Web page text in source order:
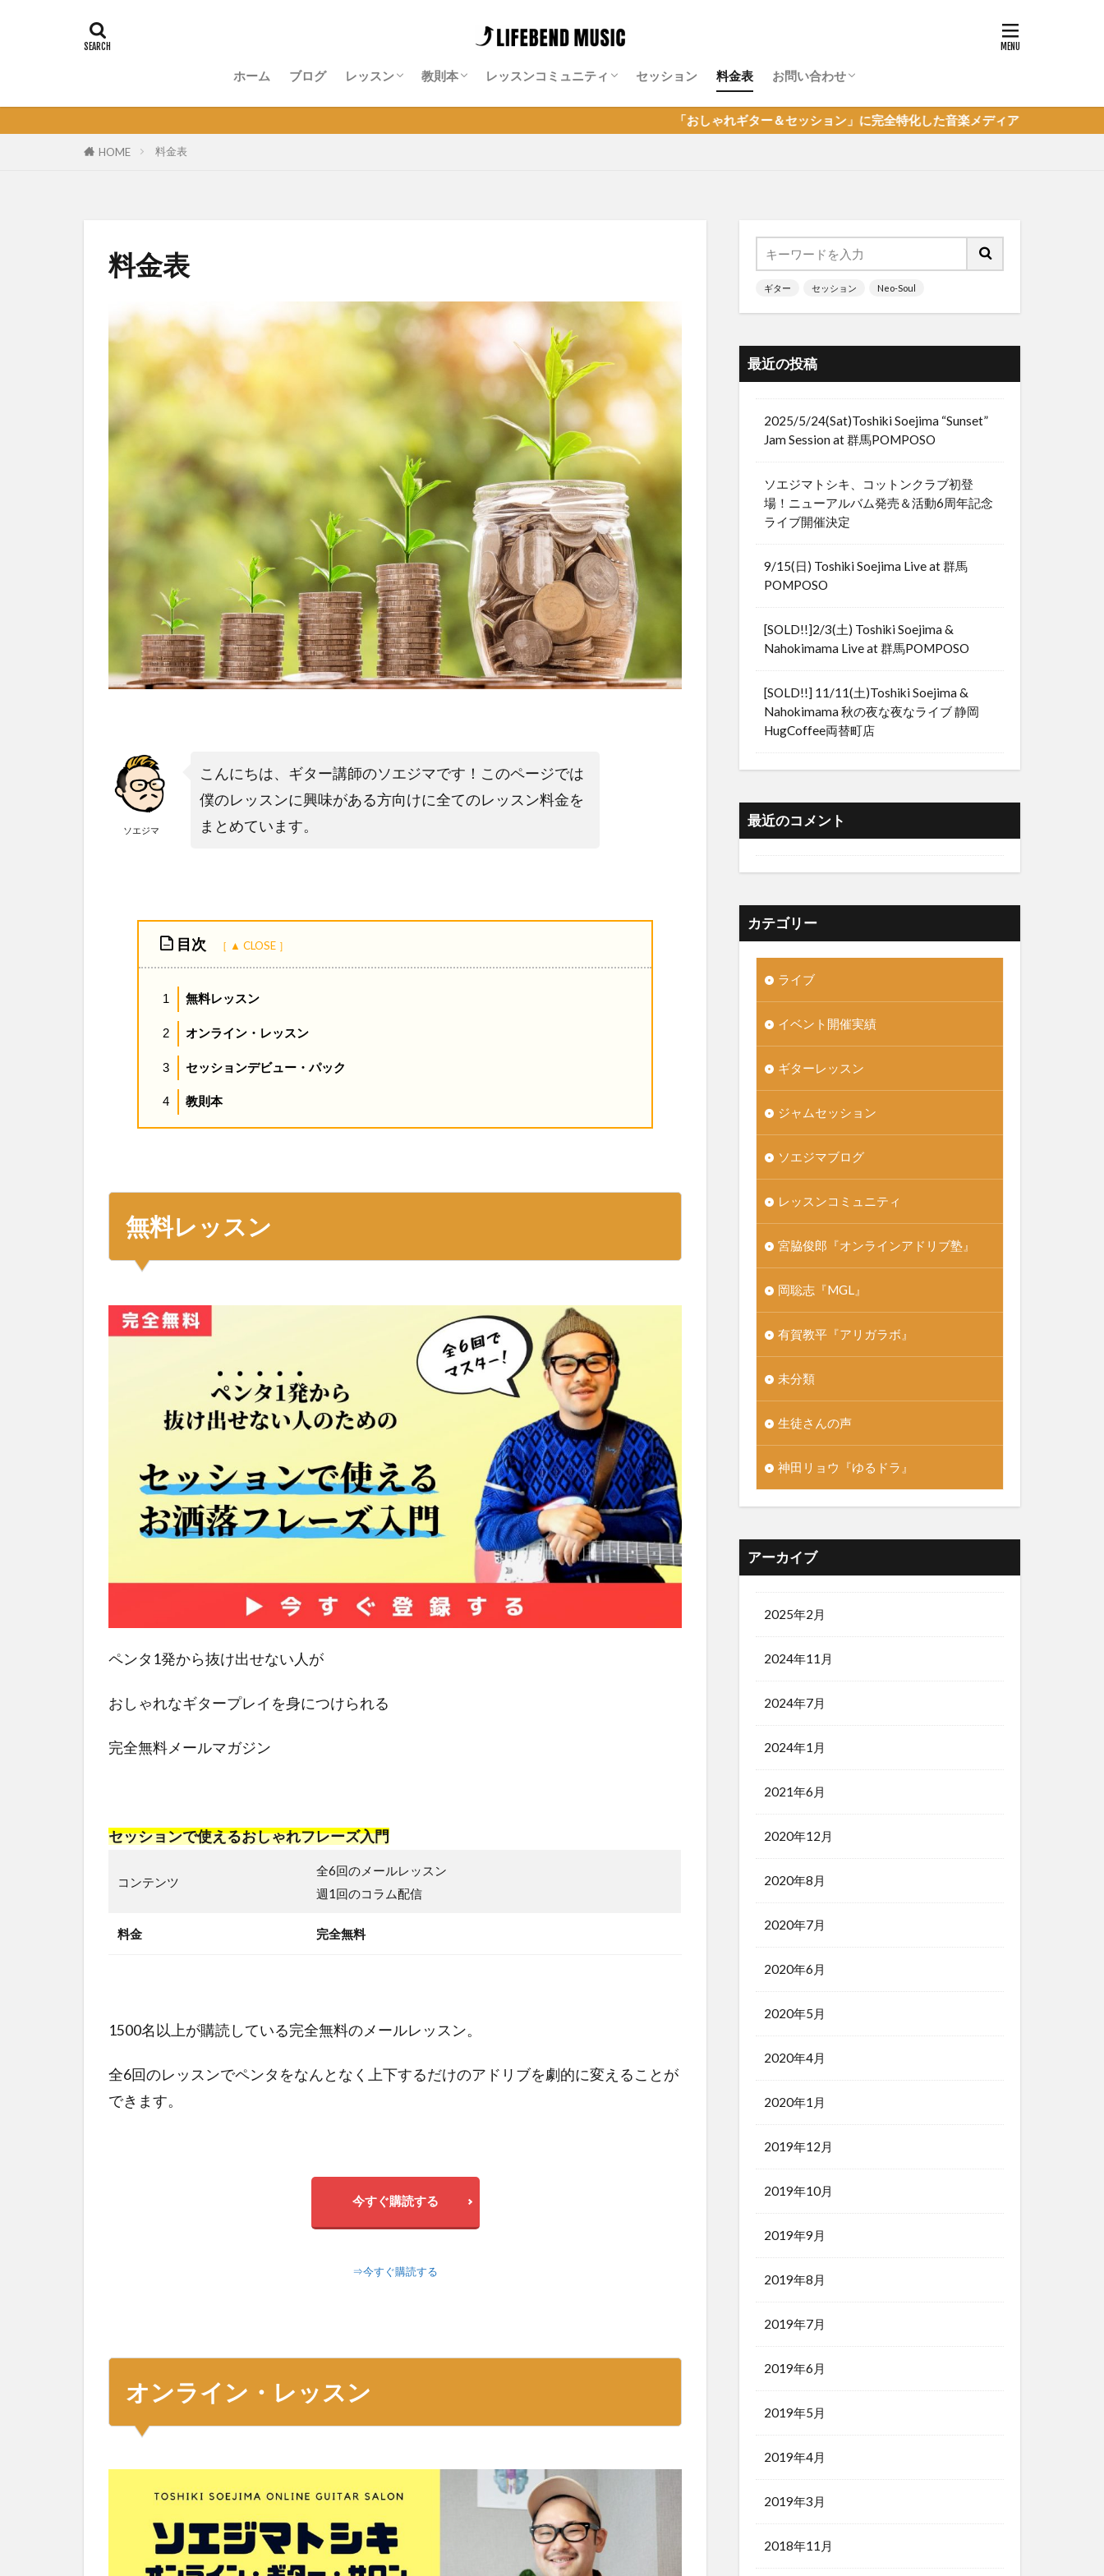
ホーム ブログ レッスン 教則本 レッスンコミュニティ
神田リョウ「神田式ゆるふわドラム塾オ
セッション 料金表 お問い合わせ
体験レッスン申し込み
超初心者JAM参加申し込み
その他のお問い合わせ
「おしゃれギター＆セッション」に完全特化した音楽メディア
HOME 料金表
料金表
ソエジマ
こんにちは、ギター講師のソエジマです！このページでは
僕のレッスンに興味がある方向けに全てのレッスン料金を
まとめています。
目次
1 無料レッスン
2 オンライン・レッスン
3 セッションデビュー・パック
4 教則本
無料レッスン
ペンタ1発から抜け出せない人が
おしゃれなギタープレイを身につけられる
完全無料メールマガジン
セッションで使えるおしゃれフレーズ入門
コンテンツ
全6回のメールレッスン
週1回のコラム配信
料金 完全無料
1500名以上が購読している完全無料のメールレッスン。
全6回のレッスンでペンタをなんとなく上下するだけのアドリブを劇的に変えることが
できます。
今すぐ購読する
⇒今すぐ購読する
オンライン・レッスン
ギター セッション Neo-Soul
最近の投稿
2025/5/24(Sat)Toshiki Soejima “Sunset”
Jam Session at 群馬POMPOSO
ソエジマトシキ、コットンクラブ初登
場！ニューアルバム発売＆活動6周年記念
ライブ開催決定
9/15(日) Toshiki Soejima Live at 群馬
POMPOSO
[SOLD!!]2/3(土) Toshiki Soejima &
Nahokimama Live at 群馬POMPOSO
[SOLD!!] 11/11(土)Toshiki Soejima &
Nahokimama 秋の夜な夜なライブ 静岡
HugCoffee両替町店
最近のコメント
カテゴリー
ライブ
イベント開催実績
ギターレッスン
ジャムセッション
ソエジマブログ
レッスンコミュニティ
宮脇俊郎『オンラインアドリブ塾』
岡聡志『MGL』
有賀教平『アリガラボ』
未分類
生徒さんの声
神田リョウ『ゆるドラ』
アーカイブ
2025年2月
2024年11月
2024年7月
2024年1月
2021年6月
2020年12月
2020年8月
2020年7月
2020年6月
2020年5月
2020年4月
2020年1月
2019年12月
2019年10月
2019年9月
2019年8月
2019年7月
2019年6月
2019年5月
2019年4月
2019年3月
2018年11月